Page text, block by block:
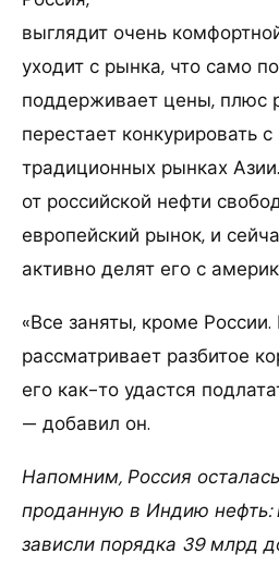
выглядит очень
уходит с рынка, что само
поддерживает цены, плюс
перестает конкурировать
традиционных рынках
от российской нефти
европейский рынок, и
активно делят его с
«Все заняты, кроме
рассматривает разбитое
его как-то удастся
— добавил он.
Напомним, Россия
проданную в Индию нефть:
зависли порядка 39 млрд